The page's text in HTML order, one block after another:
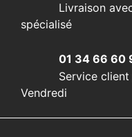
Livraison
spécialisé
01 34 66 60
Service
Vendredi